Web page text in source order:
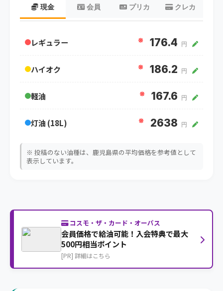
現金 会員 プリカ クレカ
レギュラー ※ 176.4 円
ハイオク ※ 186.2 円
軽油 ※ 167.6 円
灯油 (18L) ※ 2638 円
※ 投稿のない油種は、鹿児島県の平均価格を参考値として
表示しています。
コスモ・ザ・カード・オーパス
会員価格で給油可能！入会特典で最大
500円相当ポイント
[PR] 詳細はこちら